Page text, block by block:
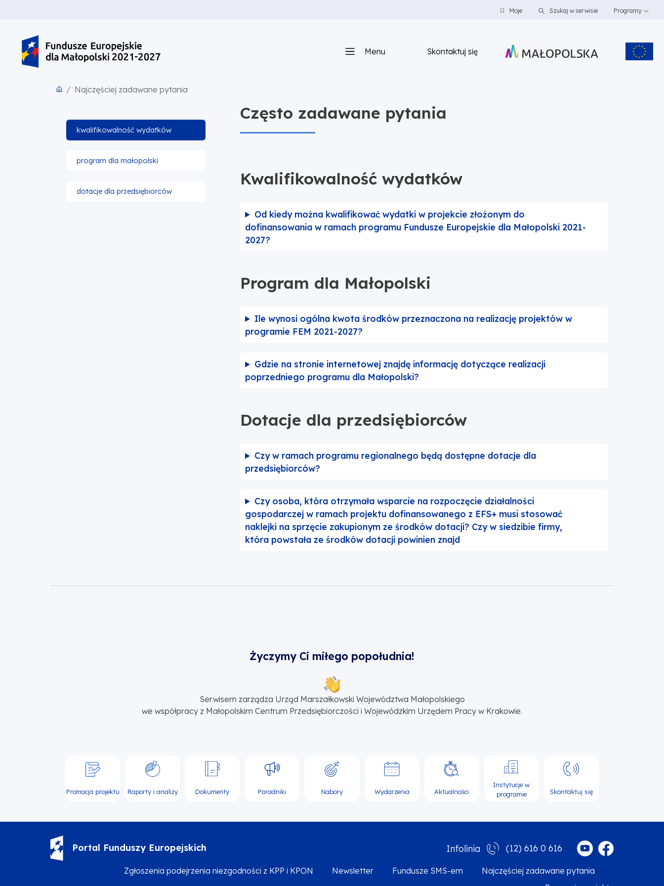
Moje Szukaj w serwisie Programy
Menu Skontaktuj się
Najczęściej zadawane pytania
kwalifikowalność wydatków
program dla małopolski
dotacje dla przedsiębiorców
Często zadawane pytania
Kwalifikowalność wydatków
Od kiedy można kwalifikować wydatki w projekcie złożonym do
dofinansowania w ramach programu Fundusze Europejskie dla Małopolski 2021-
2027?
Program dla Małopolski
Ile wynosi ogólna kwota środków przeznaczona na realizację projektów w
programie FEM 2021-2027?
Gdzie na stronie internetowej znajdę informację dotyczące realizacji
poprzedniego programu dla Małopolski?
Dotacje dla przedsiębiorców
Czy w ramach programu regionalnego będą dostępne dotacje dla
przedsiębiorców?
Czy osoba, która otrzymała wsparcie na rozpoczęcie działalności
gospodarczej w ramach projektu dofinansowanego z EFS+ musi stosować
naklejki na sprzęcie zakupionym ze środków dotacji? Czy w siedzibie firmy,
która powstała ze środków dotacji powinien znajd
Życzymy Ci miłego popołudnia!
Serwisem zarządza Urząd Marszałkowski Województwa Małopolskiego
we współpracy z Małopolskim Centrum Przedsiębiorczości i Wojewódzkim Urzędem Pracy w Krakowie.
Promocja projektu Raporty i analizy Dokumenty Poradniki Nabory Wydarzenia Aktualności
Instytucje w
programie
Skontaktuj się
Portal Funduszy Europejskich Infolinia (12) 616 0 616
Zgłoszenia podejrzenia niezgodności z KPP i KPON Newsletter Fundusze SMS-em
Najczęściej zadawane pytania